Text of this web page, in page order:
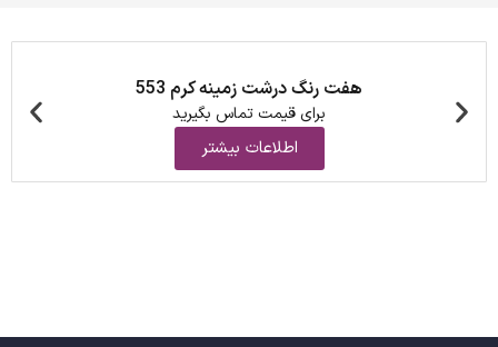
هفت رنگ درشت زمینه کرم 553
برای قیمت تماس بگیرید
اطلاعات بیشتر